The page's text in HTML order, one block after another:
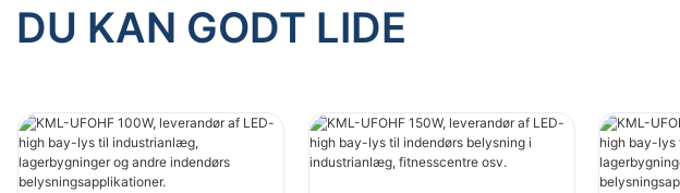
DU KAN GODT LIDE